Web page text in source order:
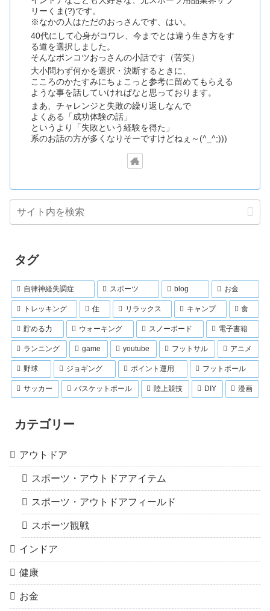
リーくま(?)です。
※なかの人はただのおっさんです、はい。
40代にして心身がコワレ、今までとは違う生き方をす
る道を選択しました。
そんなポンコツおっさんの小話です（苦笑）
大小問わず何かを選択・決断するときに、
こころのかたすみにちょこっと参考に留めてもらえる
ような事を話していければなと思っております。
まあ、チャレンジと失敗の繰り返しなんで
よくある「成功体験の話」
というより「失敗という経験を得た」
系のお話の方が多くなりそーですけどねぇ～(^_^;)))
タグ
自律神経失調症 スポーツ blog お金
トレッキング 住 リラックス キャンプ 食
貯める力 ウォーキング スノーボード 電子書籍
ランニング game youtube フットサル アニメ
野球 ジョギング ポイント運用 フットボール
サッカー バスケットボール 陸上競技 DIY 漫画
カテゴリー
アウトドア
スポーツ・アウトドアアイテム
スポーツ・アウトドアフィールド
スポーツ観戦
インドア
健康
お金